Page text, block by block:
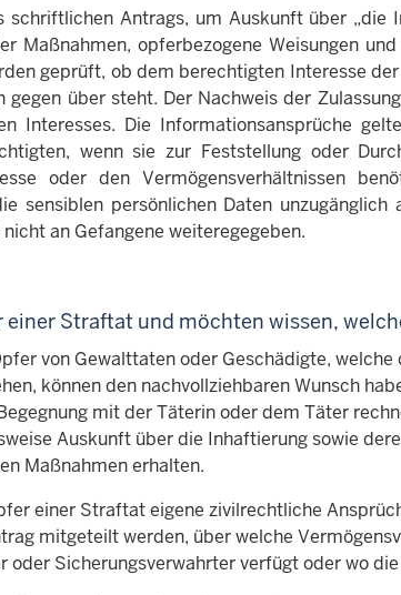
schriftlichen Antrags, um Auskunft über „die
Maßnahmen, opferbezogene Weisungen
geprüft, ob dem berechtigten Interesse
gegen über steht. Der Nachweis der
Interesses. Die Informationsansprüche
wenn sie zur Feststellung oder
oder den Vermögensverhältnissen
sensiblen persönlichen Daten
an Gefangene weiteregegeben.
einer Straftat und möchten wissen,
von Gewalttaten oder Geschädigte,
können den nachvollziehbaren Wunsch
mit der Täterin oder dem Täter
Auskunft über die Inhaftierung sowie
Maßnahmen erhalten.
einer Straftat eigene zivilrechtliche
mitgeteilt werden, über welche
oder Sicherungsverwahrter verfügt oder wo